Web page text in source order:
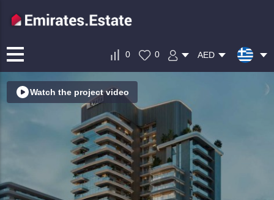
0 0 AED
Watch the project video